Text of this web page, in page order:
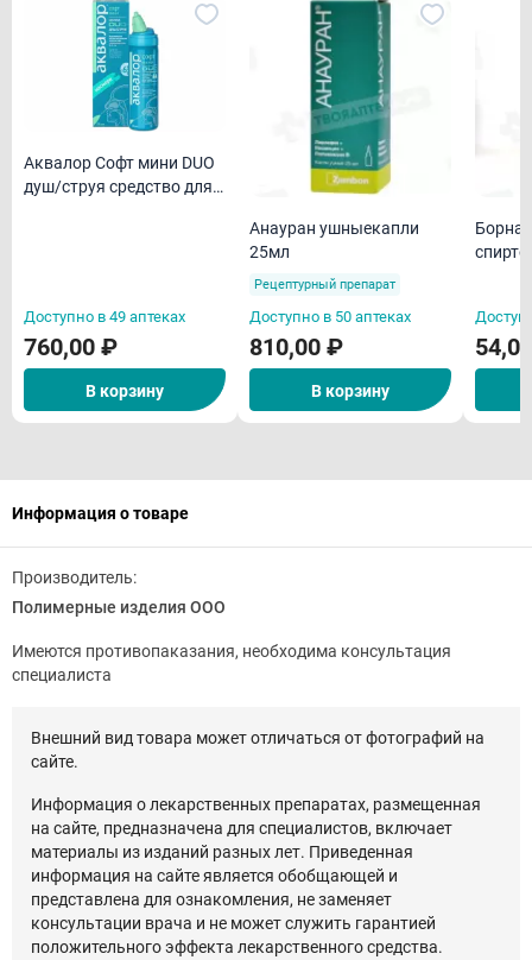
Аквалор Софт мини DUO
душ/струя средство для
Доступно в 49 аптеках
760,00 ₽
В корзину
Анауран ушныекапли
25мл
Рецептурный препарат
Доступно в 50 аптеках
810,00 ₽
В корзину
Информация о товаре
Производитель:
Полимерные изделия ООО
Имеются противопаказания, необходима консультация
специалиста
Внешний вид товара может отличаться от фотографий на
сайте.
Информация о лекарственных препаратах, размещенная
на сайте, предназначена для специалистов, включает
материалы из изданий разных лет. Приведенная
информация на сайте является обобщающей и
представлена для ознакомления, не заменяет
консультации врача и не может служить гарантией
положительного эффекта лекарственного средства.